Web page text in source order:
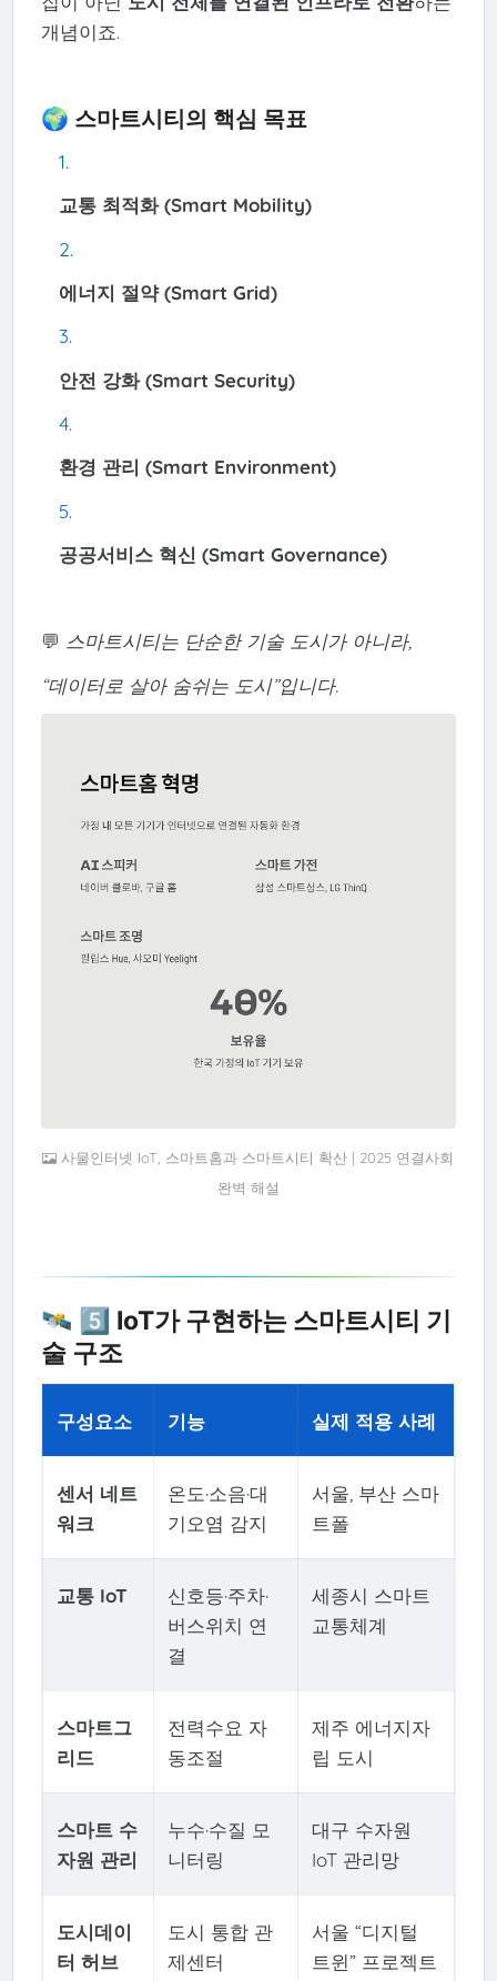
개념이죠.
🌍 스마트시티의 핵심 목표
교통 최적화 (Smart Mobility)
에너지 절약 (Smart Grid)
안전 강화 (Smart Security)
환경 관리 (Smart Environment)
공공서비스 혁신 (Smart Governance)
💬 스마트시티는 단순한 기술 도시가 아니라,
“데이터로 살아 숨쉬는 도시”입니다.
사물인터넷 IoT, 스마트홈과 스마트시티 확산 | 2025 연결사회
완벽 해설
🛰️ 5️⃣ IoT가 구현하는 스마트시티 기
술 구조
구성요소 기능 실제 적용 사례
센서 네트
워크
온도·소음·대
기오염 감지
서울, 부산 스마
트폴
교통 IoT
신호등·주차·
버스위치 연
결
세종시 스마트
교통체계
스마트그
리드
전력수요 자
동조절
제주 에너지자
립 도시
스마트 수
자원 관리
누수·수질 모
니터링
대구 수자원
IoT 관리망
도시데이
터 허브
도시 통합 관
제센터
서울 “디지털
트윈” 프로젝트